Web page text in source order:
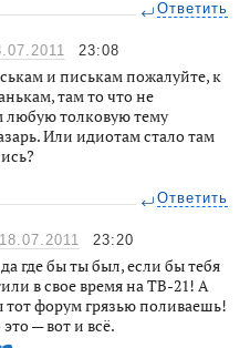
Ответить
23:08
и писькам пожалуйте, к
там то что не
любую толковую тему
Или идиотам стало там
Ответить
18.07.2011 23:20
где бы ты был, если бы тебя
в свое время на ТВ-21! А
тот форум грязью поливаешь!
— вот и всё.